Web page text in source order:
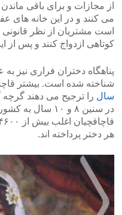
از مجازات و برای باقی
می کنند و در این خانه های
است مشتریان از نظر
کوتاهی ازدواج کنند و پس از
پناهگاه دختران فراری نیز
شناخته شده است. بیشتر
سال را ترجیح می دهند
در سنین ۸ و ۱۰
هر دختر پرداخته اند.